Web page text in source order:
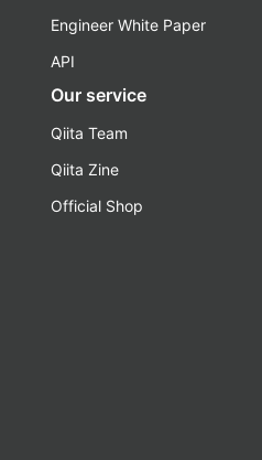
Engineer White Paper
API
Our service
Qiita Team
Qiita Zine
Official Shop